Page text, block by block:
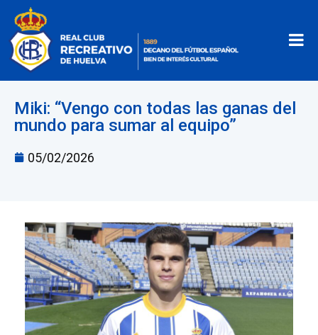
Miki: “Vengo con todas las ganas del
mundo para sumar al equipo”
05/02/2026